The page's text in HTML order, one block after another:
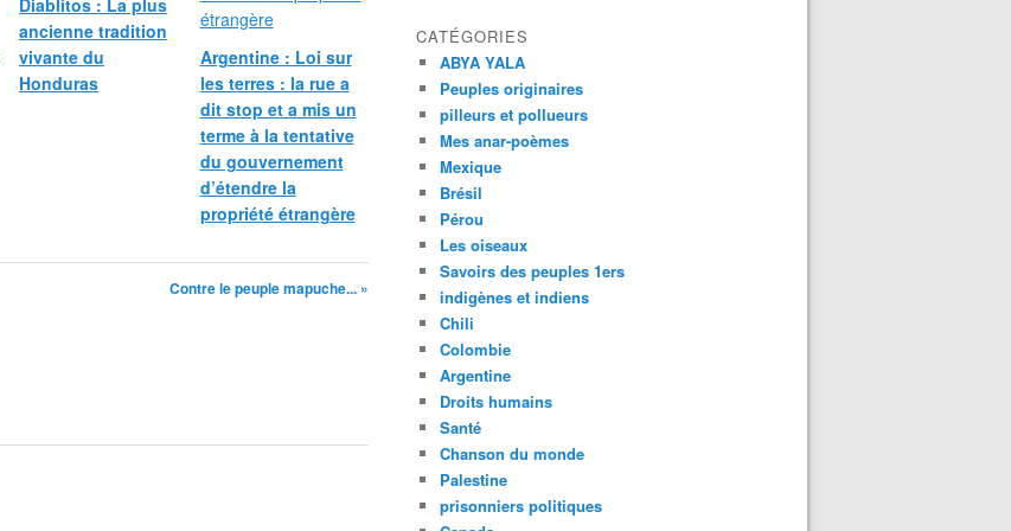
e
Diablitos : La plus
ancienne tradition
vivante du
Honduras
Argentine : Loi sur
les terres : la rue a
dit stop et a mis un
terme à la tentative
du gouvernement
d’étendre la
propriété étrangère
Contre le peuple mapuche... »
CATÉGORIES
ABYA YALA
Peuples originaires
pilleurs et pollueurs
Mes anar-poèmes
Mexique
Brésil
Pérou
Les oiseaux
Savoirs des peuples 1ers
indigènes et indiens
Chili
Colombie
Argentine
Droits humains
Santé
Chanson du monde
Palestine
prisonniers politiques